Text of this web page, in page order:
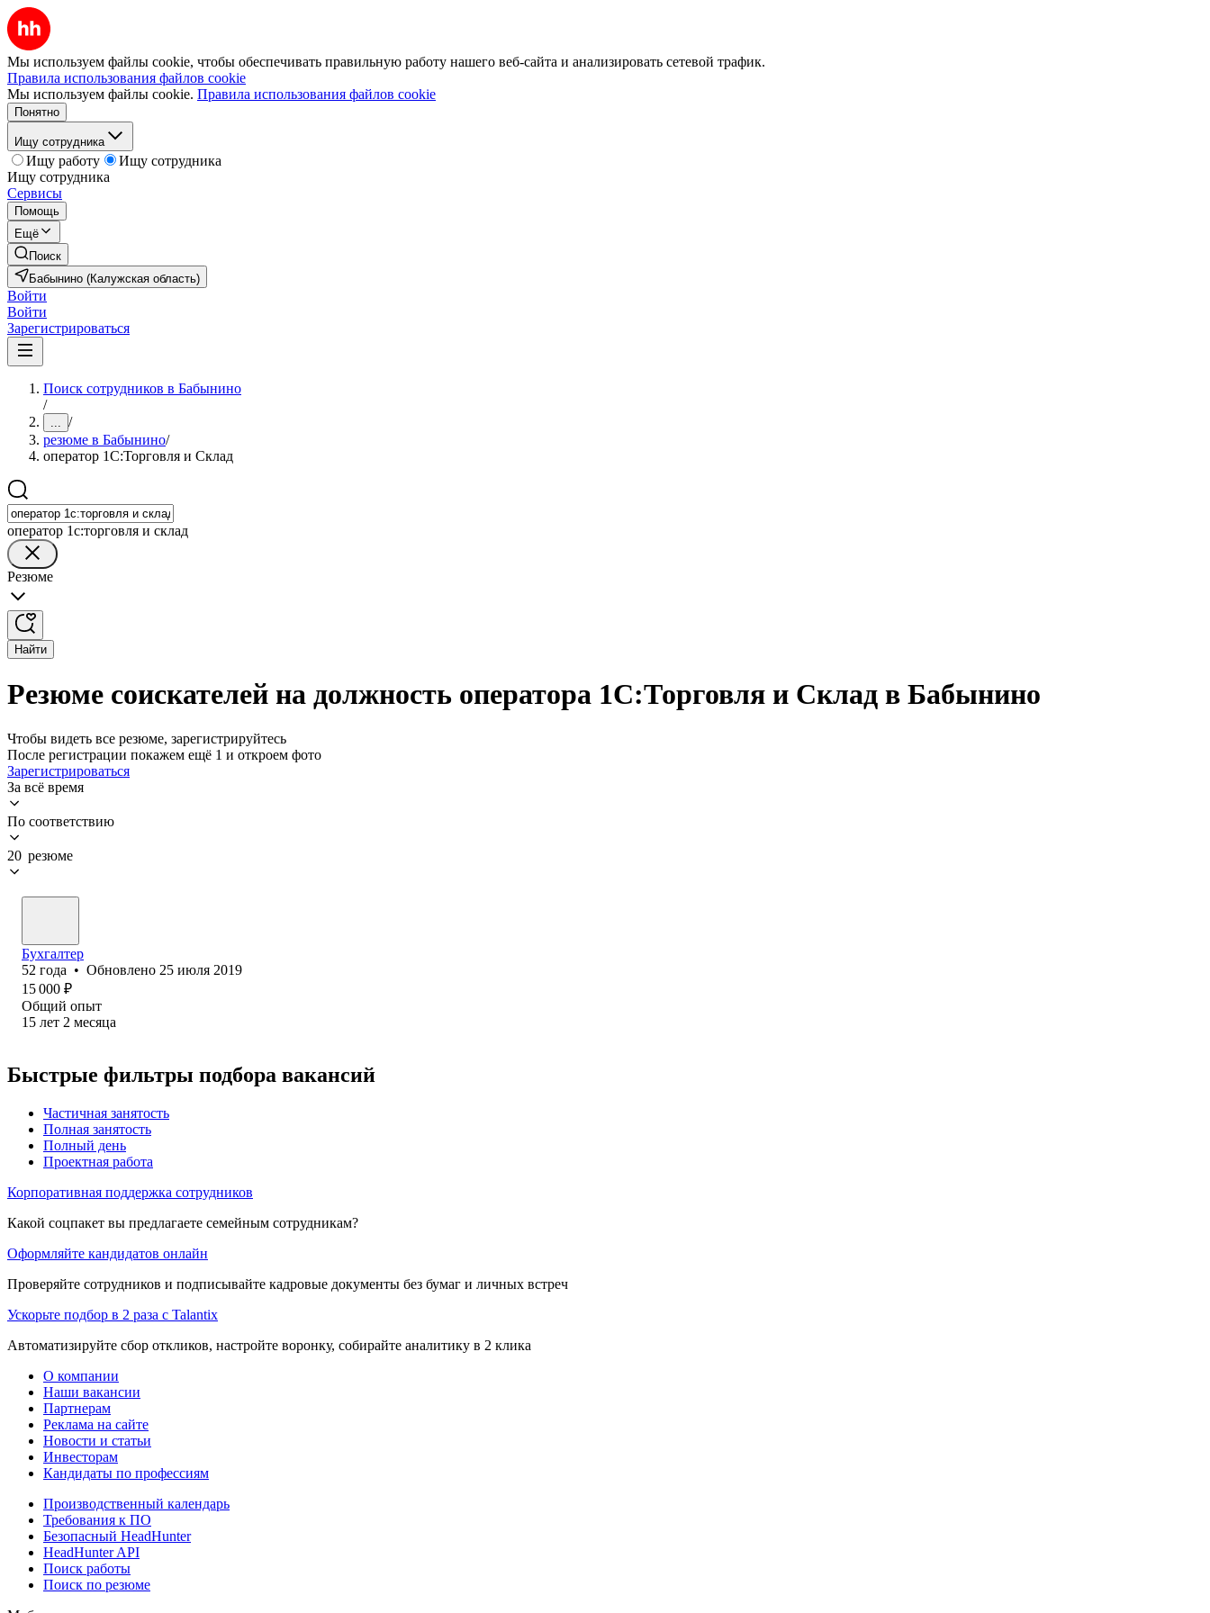
Мы используем файлы cookie, чтобы обеспечивать правильную работу нашего веб-сайта и анализировать сетевой трафик.
Правила использования файлов cookie
Мы используем файлы cookie. Правила использования файлов cookie
Понятно
Ищу сотрудника
Ищу работу
Ищу сотрудника
Ищу сотрудника
Сервисы
Помощь
Ещё
Поиск
Бабынино (Калужская область)
Войти
Войти
Зарегистрироваться
Поиск сотрудников в Бабынино
/
... /
резюме в Бабынино/
оператор 1С:Торговля и Склад
оператор 1с:торговля и склад
Резюме
Найти
Резюме соискателей на должность оператора 1С:Торговля и Склад в Бабынино
Чтобы видеть все резюме, зарегистрируйтесь
После регистрации покажем ещё 1 и откроем фото
Зарегистрироваться
За всё время
По соответствию
20 резюме
Бухгалтер
52 года • Обновлено 25 июля 2019
15 000 ₽
Общий опыт
15 лет 2 месяца
Быстрые фильтры подбора вакансий
Частичная занятость
Полная занятость
Полный день
Проектная работа
Корпоративная поддержка сотрудников
Какой соцпакет вы предлагаете семейным сотрудникам?
Оформляйте кандидатов онлайн
Проверяйте сотрудников и подписывайте кадровые документы без бумаг и личных встреч
Ускорьте подбор в 2 раза с Talantix
Автоматизируйте сбор откликов, настройте воронку, собирайте аналитику в 2 клика
О компании
Наши вакансии
Партнерам
Реклама на сайте
Новости и статьи
Инвесторам
Кандидаты по профессиям
Производственный календарь
Требования к ПО
Безопасный HeadHunter
HeadHunter API
Поиск работы
Поиск по резюме